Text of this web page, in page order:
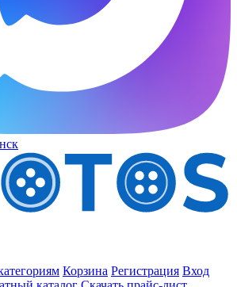
Корзина Регистрация Вход